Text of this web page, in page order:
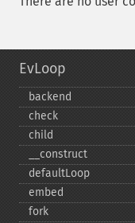
EvLoop
backend
check
child
_​_​construct
defaultLoop
embed
fork